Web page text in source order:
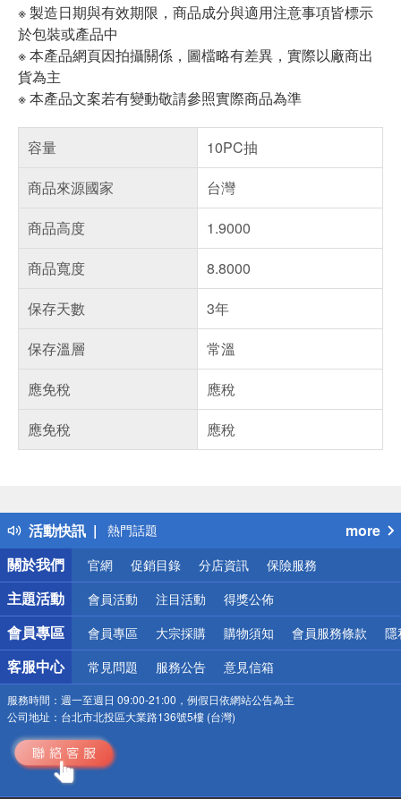
※ 製造日期與有效期限，商品成分與適用注意事項皆標示
於包裝或產品中
※ 本產品網頁因拍攝關係，圖檔略有差異，實際以廠商出
貨為主
※ 本產品文案若有變動敬請參照實際商品為準
容量
10PC抽
商品來源國家
台灣
商品高度
1.9000
商品寬度
8.8000
保存天數
3年
保存溫層
常溫
應免稅
應稅
應免稅
應稅
活動快訊
得獎公告
熱門話題
銀行優惠
偏遠地區配送
詐騙網頁！請小心！
more
關於我們
官網 促銷目錄 分店資訊 保險服務
主題活動 會員活動 注目活動 得獎公佈
會員專區 會員專區 大宗採購 購物須知 會員服務條款 隱
客服中心 常見問題 服務公告 意見信箱
服務時間： 週一至週日 09:00-21:00，例假日依網站公告為主
公司地址： 台北市北投區大業路136號5樓 (台灣)